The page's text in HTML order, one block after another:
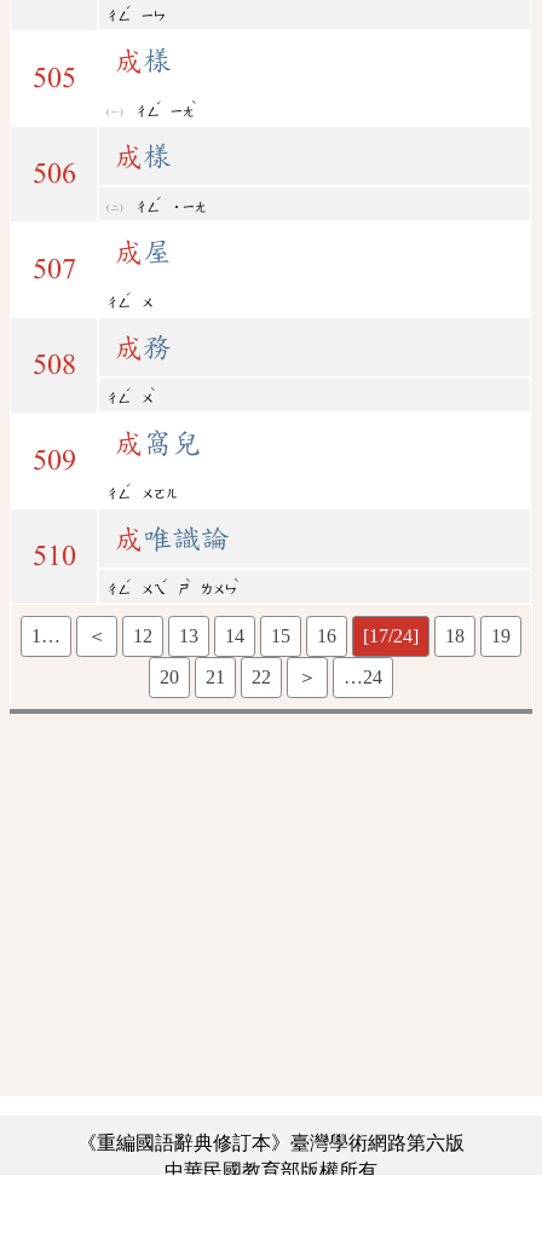
ㄔㄥ
ˊ
ㄧㄣ
505
成樣
ㄔㄥ
ˊ
ㄧㄤ
ˋ
506
成樣
ㄔㄥ
ˊ
˙ㄧㄤ
507
成屋
ㄔㄥ
ˊ
ㄨ
508
成務
ㄔㄥ
ˊ
ㄨ
ˋ
509
成 窩兒
ㄔㄥ
ˊ
ㄨㄛㄦ
510
成唯識論
ㄔㄥ
ˊ
ㄨㄟ
ˊ
ㄕ
ˋ
ㄌㄨㄣ
ˋ
1… ＜ 12 13 14 15 16 [17/24] 18
19
20
21 22 ＞ …24
《重編國語辭典修訂本》臺灣學術網路第六版
中華民國教育部版權所有